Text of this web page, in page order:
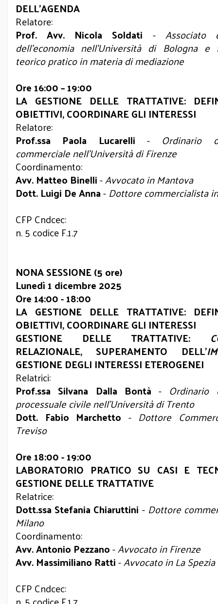
DELL’AGENDA
Relatore:
Prof. Avv. Nicola Soldati -
dell’economia nell’Università di Bologna e
teorico pratico in materia di mediazione
Ore 16:00 – 19:00
LA GESTIONE DELLE TRATTATIVE:
OBIETTIVI, COORDINARE GLI INTERESSI
Relatore:
Prof.ssa Paola Lucarelli - Ordinario
commerciale nell’Università di Firenze
Coordinamento:
Avv. Matteo Binelli-Avvocato in Mantova
Dott. Luigi De Anna-Dottore commercialista
CFP Cndcec:
n. 5 codice F.1.7
NONA SESSIONE (5 ore)
Lunedì 1 dicembre 2025
Ore 14:00 - 18:00
LA GESTIONE DELLE TRATTATIVE:
OBIETTIVI, COORDINARE GLI INTERESSI
GESTIONE DELLE TRATTATIVE:
RELAZIONALE, SUPERAMENTO DELL’
GESTIONE DEGLI INTERESSI ETEROGENEI
Relatrici:
Prof.ssa Silvana Dalla Bontà -
processuale civile nell’Università di Trento
Dott. Fabio Marchetto - Dottore
Treviso
Ore 18:00 - 19:00
LABORATORIO PRATICO SU CASI E
GESTIONE DELLE TRATTATIVE
Relatrice:
Dott.ssa Stefania Chiaruttini - Dottore
Milano
Coordinamento:
Avv. Antonio Pezzano-Avvocato in Firenze
Avv. Massimiliano Ratti-Avvocato in La Spezia
CFP Cndcec: